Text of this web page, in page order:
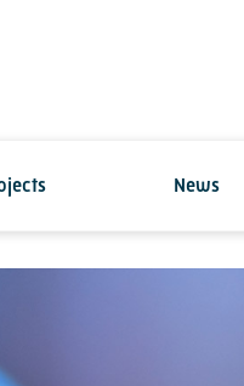
News